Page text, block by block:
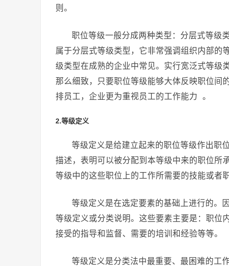
则。
职位等级一般分成两种类型：分层式等级
属于分层式等级类型，它非常强调组织内部的
级类型在成熟的企业中常见。实行宽泛式等级
那么细致，只要职位等级能够大体反映职位间
排员工，企业更为重视员工的工作能力 。
2.等级定义
等级定义是给建立起来的职位等级作出职
描述，表明可以被分配到本等级中来的职位所
等级中的这些职位上的工作所需要的技能或者
等级定义是在选定要素的基础上进行的。
等级定义或分类说明。这些要素主要是：职位
接受的指导和监督、需要的培训和经验等等。
等级定义是分类法中最重要、最困难的工